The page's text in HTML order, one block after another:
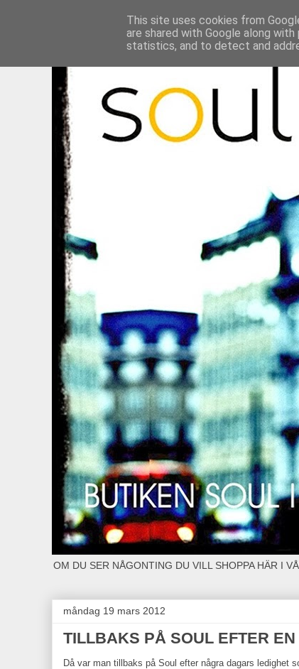
OM DU SER NÅGONTING DU VILL SHOPPA HÄR I
måndag 19 mars 2012
TILLBAKS PÅ SOUL EFTER
Då var man tillbaks på Soul efter några dagars ledighet
This site uses cookies from
are shared with Google along
statistics, and to detect and